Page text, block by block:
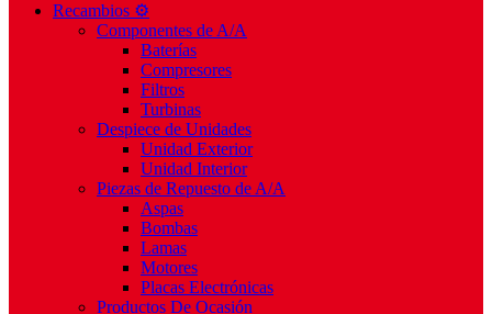
Recambios ⚙️
Componentes de A/A
Baterías
Compresores
Filtros
Turbinas
Despiece de Unidades
Unidad Exterior
Unidad Interior
Piezas de Repuesto de A/A
Aspas
Bombas
Lamas
Motores
Placas Electrónicas
Productos De Ocasión